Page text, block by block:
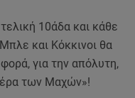
10άδα και κάθε
και Κόκκινοι θα
για την απόλυτη,
των Μαχών»!